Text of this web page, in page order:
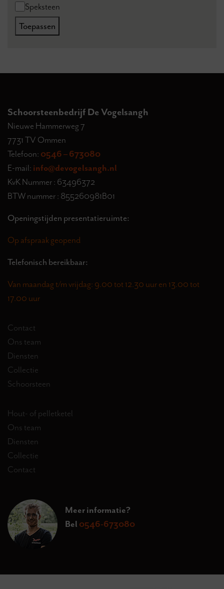
Speksteen
Toepassen
Schoorsteenbedrijf De Vogelsangh
Nieuwe Hammerweg 7
7731 TV Ommen
Telefoon: 0546 – 673080
E-mail: info@devogelsangh.nl
KvK Nummer : 63496372
BTW nummer : 855260981B01
Openingstijden presentatieruimte:
Op afspraak geopend
Telefonisch bereikbaar:
Van maandag t/m vrijdag: 9.00 tot 12.30 uur en 13.00 tot
17.00 uur
Contact
Ons team
Diensten
Collectie
Schoorsteen
Hout- of pelletketel
Ons team
Diensten
Collectie
Contact
Meer informatie?
Bel 0546-673080